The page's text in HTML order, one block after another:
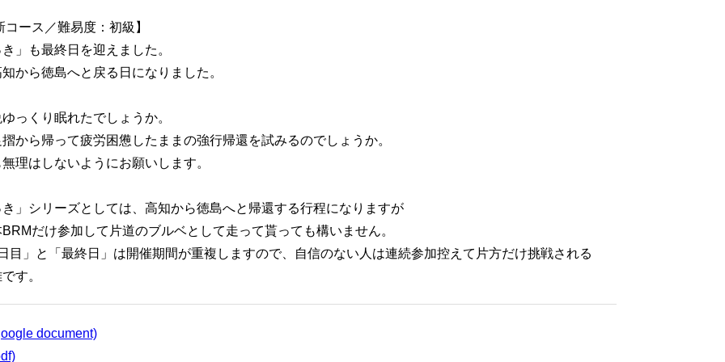
ース／難易度：初級】
」も最終日を迎えました。
から徳島へと戻る日になりました。
っくり眠れたでしょうか。
から帰って疲労困憊したままの強行帰還を試みるのでしょうか。
理はしないようにお願いします。
」シリーズとしては、高知から徳島へと帰還する行程になりますが
だけ参加して片道のブルベとして走って貰っても構いません。
目」と「最終日」は開催期間が重複しますので、自信のない人は連続参加控えて片方だけ挑戦される
す。
document)